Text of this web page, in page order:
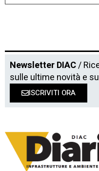
Newsletter DIAC/
sulle ultime novità e
ISCRIVITI ORA